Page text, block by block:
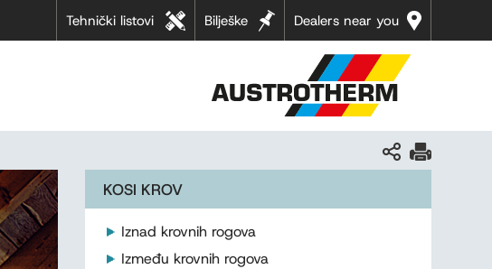
Dealers near you
Bilješke
Tehnički listovi
KOSI KROV
Iznad krovnih rogova
Između krovnih rogova